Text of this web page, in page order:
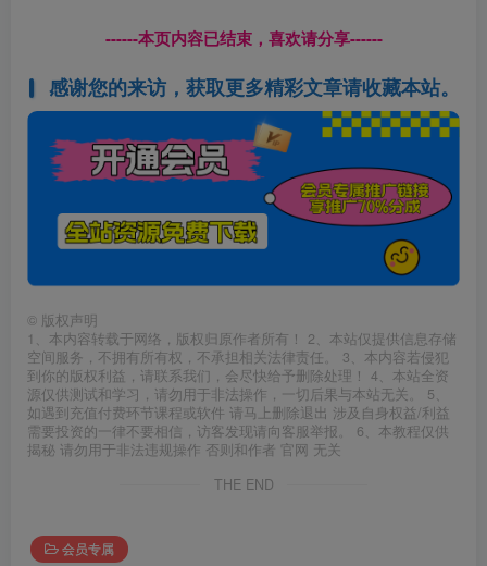
------本页内容已结束，喜欢请分享------
感谢您的来访，获取更多精彩文章请收藏本站。
© 版权声明
1、本内容转载于网络，版权归原作者所有！ 2、本站仅提供信息存储
空间服务，不拥有所有权，不承担相关法律责任。 3、本内容若侵犯
到你的版权利益，请联系我们，会尽快给予删除处理！ 4、本站全资
源仅供测试和学习，请勿用于非法操作，一切后果与本站无关。 5、
如遇到充值付费环节课程或软件 请马上删除退出 涉及自身权益/利益
需要投资的一律不要相信，访客发现请向客服举报。 6、本教程仅供
揭秘 请勿用于非法违规操作 否则和作者 官网 无关
THE END
会员专属